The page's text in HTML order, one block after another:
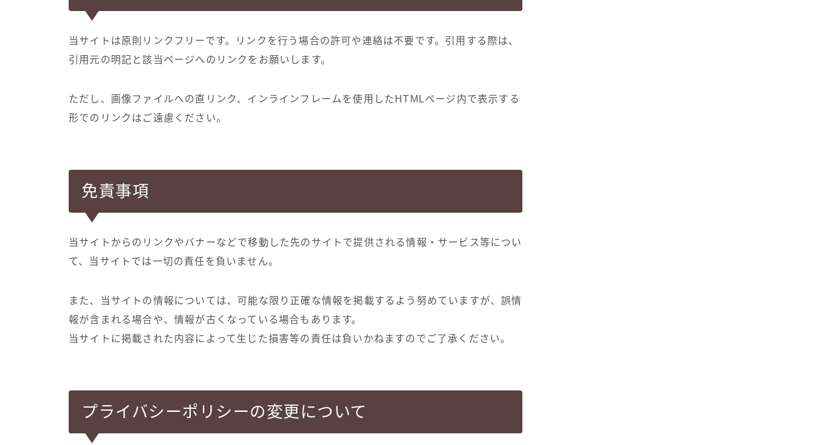
当サイトは原則リンクフリーです。リンクを行う場合の許可や連絡は不要です。引用する際は、
引用元の明記と該当ページへのリンクをお願いします。
ただし、画像ファイルへの直リンク、インラインフレームを使用したHTMLページ内で表示する
形でのリンクはご遠慮ください。
免責事項
当サイトからのリンクやバナーなどで移動した先のサイトで提供される情報・サービス等につい
て、当サイトでは一切の責任を負いません。
また、当サイトの情報については、可能な限り正確な情報を掲載するよう努めていますが、誤情
報が含まれる場合や、情報が古くなっている場合もあります。
当サイトに掲載された内容によって生じた損害等の責任は負いかねますのでご了承ください。
プライバシーポリシーの変更について